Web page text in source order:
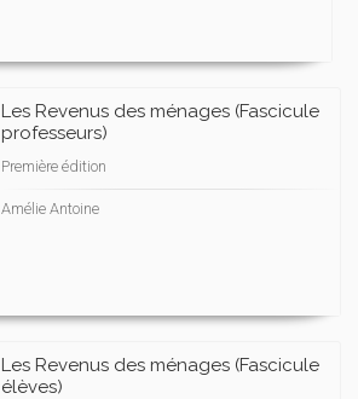
Les Revenus des ménages (Fascicule
professeurs)
Première édition
Amélie Antoine
Les Revenus des ménages (Fascicule
élèves)